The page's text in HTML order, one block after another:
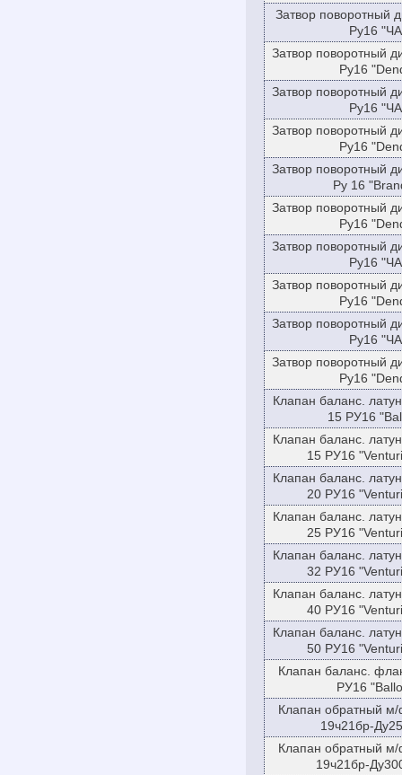
Затвор поворотный
Ру16
Затвор поворотный
Ру16
Затвор поворотный
Ру16
Затвор поворотный
Ру16
Затвор поворотный
Ру 16
Затвор поворотный
Ру16
Затвор поворотный
Ру16
Затвор поворотный
Ру16
Затвор поворотный
Ру16
Затвор поворотный
Ру16
Клапан баланс.
15 РУ16
Клапан баланс.
15 РУ16
Клапан баланс.
20 РУ16
Клапан баланс.
25 РУ16
Клапан баланс.
32 РУ16
Клапан баланс.
40 РУ16
Клапан баланс.
50 РУ16
Клапан баланс.
РУ16
Клапан обратный
19ч21бр-
Клапан обратный
19ч21бр-